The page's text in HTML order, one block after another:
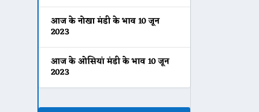
आज के नोखा मंडी के भाव 10 जून
2023
आज के ओसियां मंडी के भाव 10 जून
2023